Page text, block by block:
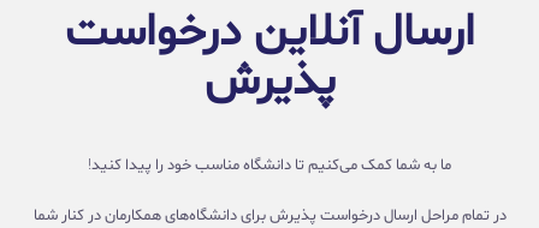
ارسال آنلاین درخواست
پذیرش
ما به شما کمک می‌کنیم تا دانشگاه مناسب خود را پیدا کنید!
در تمام مراحل ارسال درخواست پذیرش برای دانشگاه‌های همکارمان در کنار شما